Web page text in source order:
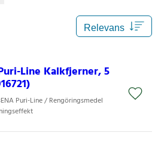
Line Kalkfjerner, 5
Puri-Line / Rengöringsmedel